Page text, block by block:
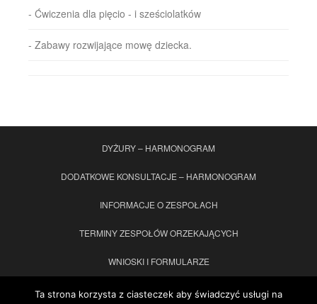
- Ćwiczenia dla pięcio - i sześciolatków
- Zabawy rozwijające mowę dziecka.
DYŻURY – HARMONOGRAM
DODATKOWE KONSULTACJE – HARMONOGRAM
INFORMACJE O ZESPOŁACH
TERMINY ZESPOŁÓW ORZEKAJĄCYCH
WNIOSKI I FORMULARZE
ORZECZENIA/OPINIA WWR – druki do pobrania KONTAKT
Ta strona korzysta z ciasteczek aby świadczyć usługi na